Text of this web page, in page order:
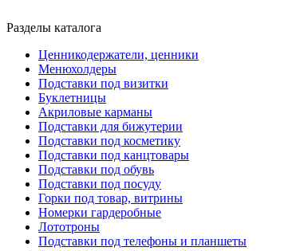
Разделы каталога
Ценникодержатели, ценники
Менюхолдеры
Подставки под визитки
Буклетницы
Акриловые карманы
Подставки для бижутерии
Подставки под косметику
Подставки под канцтовары
Подставки под обувь
Подставки под посуду
Горки под товар, витрины
Номерки гардеробные
Лототроны
Подставки под телефоны и планшеты